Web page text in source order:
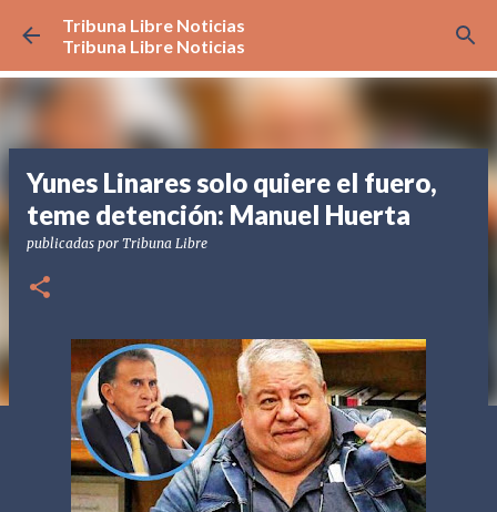
Ir al contenido principal
Tribuna Libre Noticias
Tribuna Libre Noticias
Yunes Linares solo quiere el fuero,
teme detención: Manuel Huerta
publicadas por Tribuna Libre